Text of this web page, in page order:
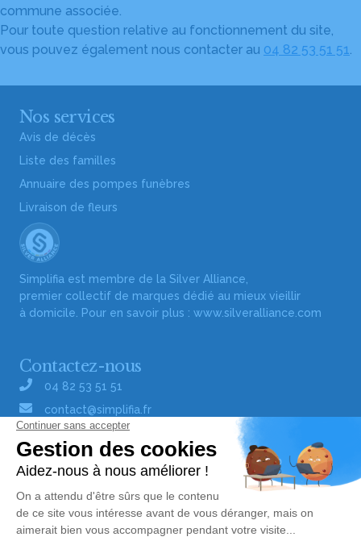
commune associée.
Pour toute question relative au fonctionnement du site,
vous pouvez également nous contacter au 04 82 53 51 51.
Nos services
Avis de décès
Liste des familles
Annuaire des pompes funèbres
Livraison de fleurs
Simplifia est membre de la Silver Alliance,
premier collectif de marques dédié au mieux vieillir
à domicile. Pour en savoir plus : www.silveralliance.com
Contactez-nous
04 82 53 51 51
contact@simplifia.fr
Réseaux sociaux
Liens utiles